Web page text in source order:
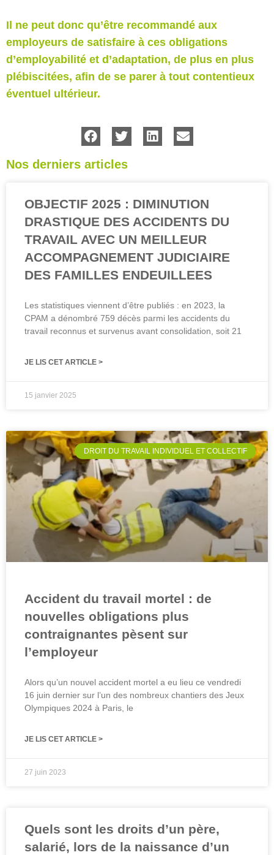
Il ne peut donc qu’être recommandé aux
employeurs de satisfaire à ces obligations
d’employabilité et d’adaptation, de plus en plus
plébiscitées, afin de se parer à tout contentieux
éventuel ultérieur.
Nos derniers articles
OBJECTIF 2025 : DIMINUTION
DRASTIQUE DES ACCIDENTS DU
TRAVAIL AVEC UN MEILLEUR
ACCOMPAGNEMENT JUDICIAIRE
DES FAMILLES ENDEUILLEES
Les statistiques viennent d’être publiés : en 2023, la
CPAM a dénombré 759 décès parmi les accidents du
travail reconnus et survenus avant consolidation, soit 21
JE LIS CET ARTICLE >
15 janvier 2025
DROIT DU TRAVAIL INDIVIDUEL ET COLLECTIF
Accident du travail mortel : de
nouvelles obligations plus
contraignantes pèsent sur
l’employeur
Alors qu’un nouvel accident mortel a eu lieu ce vendredi
16 juin dernier sur l’un des nombreux chantiers des Jeux
Olympiques 2024 à Paris, le
JE LIS CET ARTICLE >
27 juin 2023
Quels sont les droits d’un père,
salarié, lors de la naissance d’un